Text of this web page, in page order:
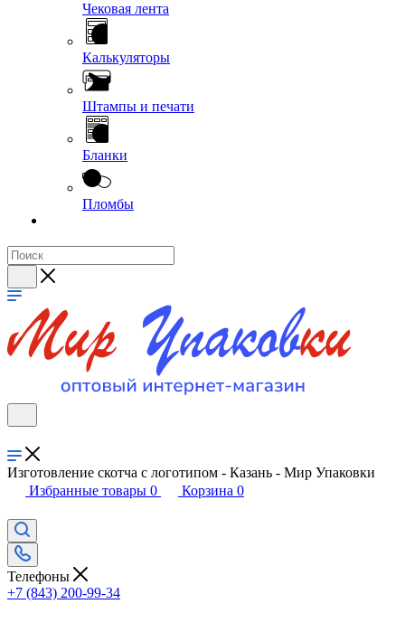
Чековая лента
Калькуляторы
Штампы и печати
Бланки
Пломбы
Изготовление скотча с логотипом - Казань - Мир Упаковки
Избранные товары 0 Корзина 0
Телефоны
+7 (843) 200-99-34